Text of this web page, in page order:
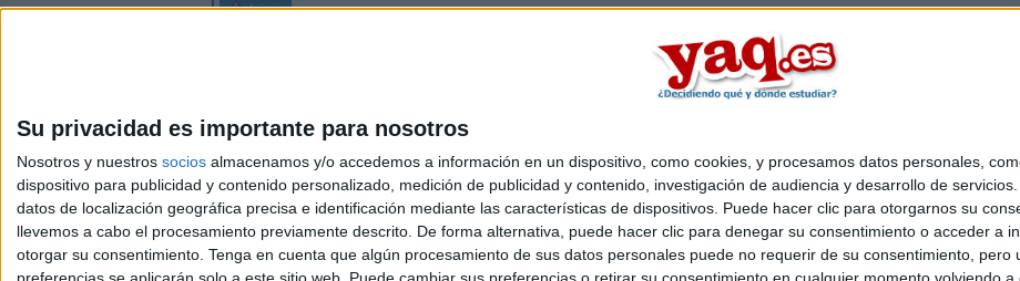
Su privacidad es importante para nosotros
Nosotros y nuestros socios almacenamos y/o accedemos a información en un dispositivo, como cookies, y procesamos datos personales,
dispositivo para publicidad y contenido personalizado, medición de publicidad y contenido, investigación de audiencia y desarrollo de servicios.
datos de localización geográfica precisa e identificación mediante las características de dispositivos. Puede hacer clic para otorgarnos su
llevemos a cabo el procesamiento previamente descrito. De forma alternativa, puede hacer clic para denegar su consentimiento o acceder a
otorgar su consentimiento. Tenga en cuenta que algún procesamiento de sus datos personales puede no requerir de su consentimiento,
Inicio Inicia sesión
Quiénes somos|Contactar|Anúnciate
Aviso legal|Politica de privacidad|Condiciones generales|Política de
© 2003-2026Compás Mediterráneo S.L.- Diego de León 47 - 28006 Madrid [ESPAÑA] - Tel.